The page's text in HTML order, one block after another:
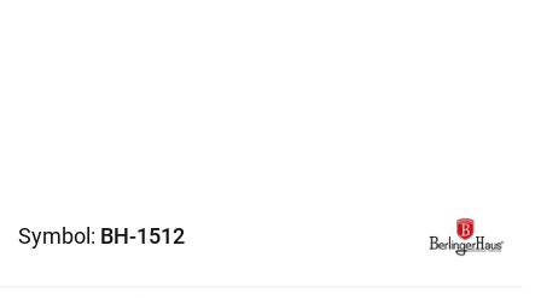
Symbol: BH-1512